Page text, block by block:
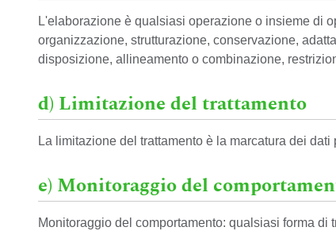
L'elaborazione è qualsiasi operazione o insieme di
organizzazione, strutturazione, conservazione,
disposizione, allineamento o combinazione,
d) Limitazione del trattamento
La limitazione del trattamento è la marcatura dei
e) Monitoraggio del
Monitoraggio del comportamento: qualsiasi forma